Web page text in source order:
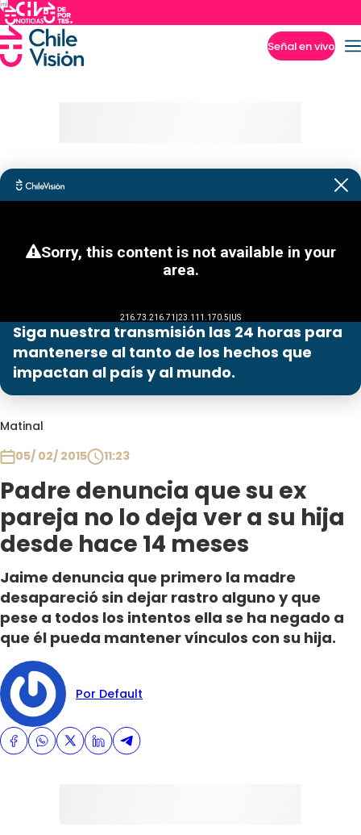
Señal en vivo
Siga nuestra transmisión las 24 horas para
mantenerse al tanto de los hechos que
impactan al país y al mundo.
Matinal
05/ 02/ 2015
11:23
Padre denuncia que su ex
pareja no lo deja ver a su hija
desde hace 14 meses
Jaime denuncia que primero la madre
desapareció sin dejar rastro alguno y que
pese a todos los intentos ella se ha negado a
que él pueda mantener vínculos con su hija.
Por Default
Programas
Contigo en Directo
Plan Perfecto
Sabingo
Todos Los Programas